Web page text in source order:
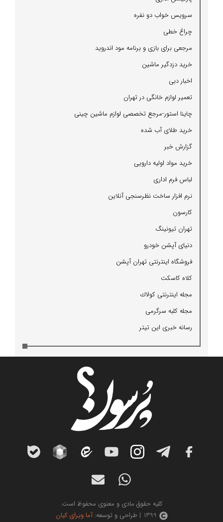
سرویس خواب دو نفره
چراغ خطی
مرجعی برای بازی و برنامه مود اندروید
خرید دزدگیر ماشین
اخبار دبی
تعمیر لوازم خانگی در تهران
چاینا استور-مرجع تخصصی لوازم ماشین چینی
خرید طلای آب شده
گزارش خبر
خرید مواد اولیه دارویی
لباس فرم اداری
نرم افزار ساخت نظرسنجی آنلاین
كارسون
تهران تیونینگ
دنیای آپشن خودرو
فروشگاه اینترنتی تهران آپشن
كلاه كاسكت
مجله اینترنتی كولاك
مجله كلبه سرگرمی
رسانه خبری این تیتر
کلیه حقوق مادی و معنوی محفوظ است.
1399 | طراحی و توسعه:
آما ویرای کیان